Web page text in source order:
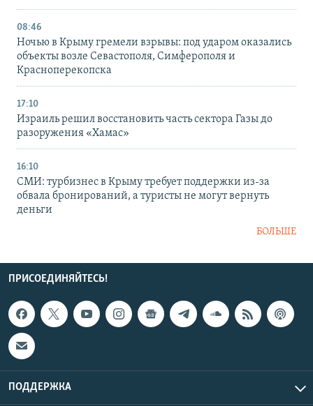
08:46
Ночью в Крыму гремели взрывы: под ударом оказались
объекты возле Севастополя, Симферополя и
Красноперекопска
17:10
Израиль решил восстановить часть сектора Газы до
разоружения «Хамас»
16:10
СМИ: турбизнес в Крыму требует поддержки из-за
обвала бронирований, а туристы не могут вернуть
деньги
БОЛЬШЕ
ПРИСОЕДИНЯЙТЕСЬ!
ПОДДЕРЖКА